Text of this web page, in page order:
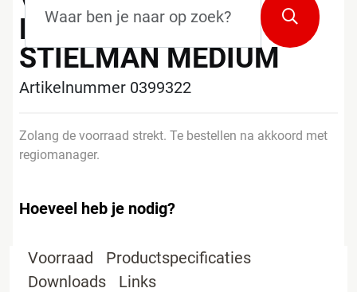
Zoeken
MARCELLEKE
STIELMAN MEDIUM
Artikelnummer 0399322
Zolang de voorraad strekt. Te bestellen na akkoord met
regiomanager.
Hoeveel heb je nodig?
Voorraad
Productspecificaties
Downloads
Links